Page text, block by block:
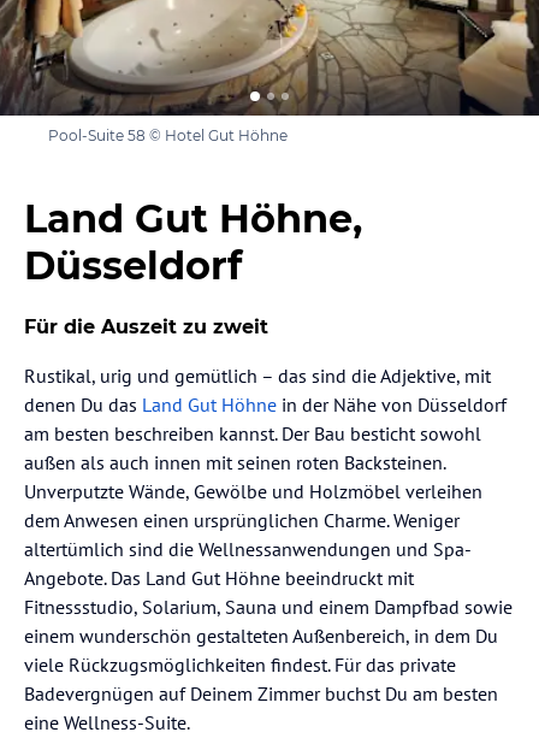
Pool-Suite 58 © Hotel Gut Höhne
Land Gut Höhne,
Düsseldorf
Für die Auszeit zu zweit
Rustikal, urig und gemütlich – das sind die Adjektive, mit
denen Du das Land Gut Höhne in der Nähe von Düsseldorf
am besten beschreiben kannst. Der Bau besticht sowohl
außen als auch innen mit seinen roten Backsteinen.
Unverputzte Wände, Gewölbe und Holzmöbel verleihen
dem Anwesen einen ursprünglichen Charme. Weniger
altertümlich sind die Wellnessanwendungen und Spa-
Angebote. Das Land Gut Höhne beeindruckt mit
Fitnessstudio, Solarium, Sauna und einem Dampfbad sowie
einem wunderschön gestalteten Außenbereich, in dem Du
viele Rückzugsmöglichkeiten findest. Für das private
Badevergnügen auf Deinem Zimmer buchst Du am besten
eine Wellness-Suite.